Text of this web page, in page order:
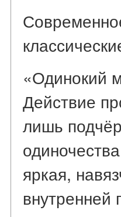
«Одинокий
Действие
лишь
яркая,
внутренней